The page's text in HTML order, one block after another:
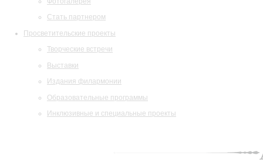
Стать партнером
Просветительские проекты
Творческие встречи
Выставки
Издания филармонии
Образовательные программы
Инклюзивные и специальные проекты